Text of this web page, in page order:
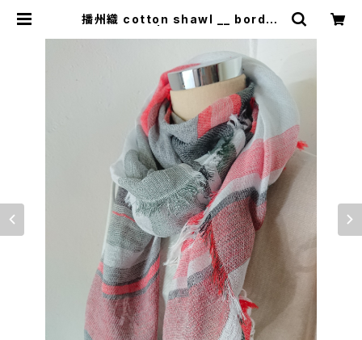
播州織 cotton shawl __ border